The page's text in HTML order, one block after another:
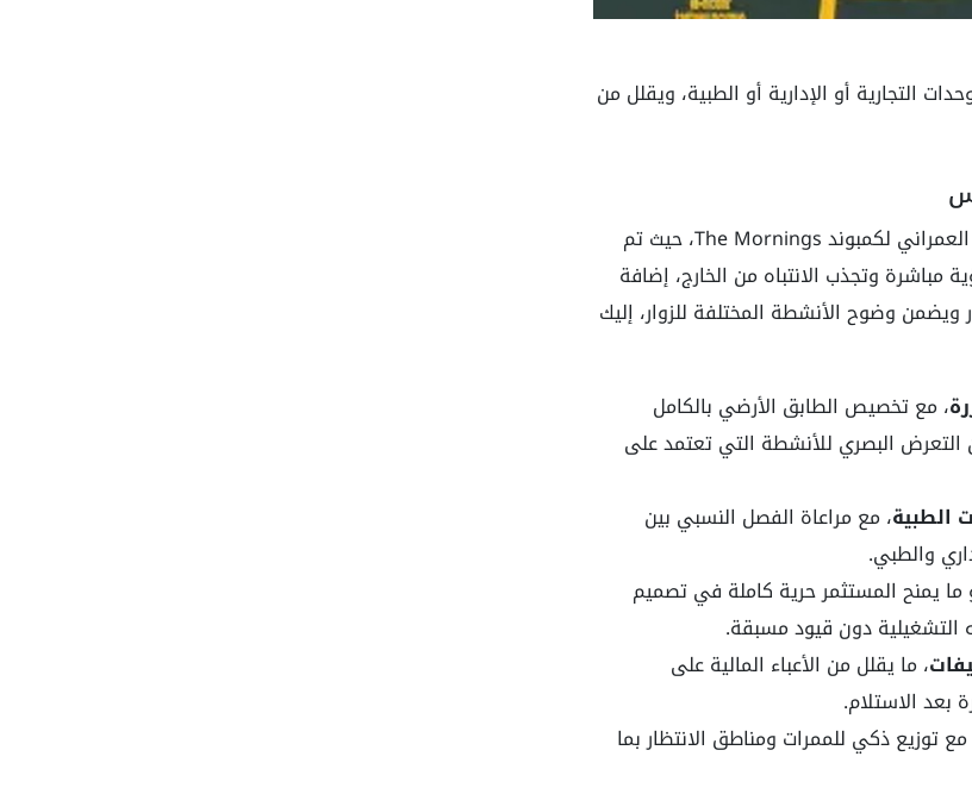
التجارية أو الإدارية أو الطبية، ويقلل من
جاء تصميم المشروع بطابع معماري حديث ينسجم مع الرقي العمراني لكمبوند The Mornings، حيث تم
مباشرة وتجذب الانتباه من الخارج، إضافة
وضوح الأنشطة المختلفة للزوار، إليك
، مع تخصيص الطابق الأرضي بالكامل
التعرض البصري للأنشطة التي تعتمد على
الطبية، مع مراعاة الفصل النسبي بين
والطبي.
يمنح المستثمر حرية كاملة في تصميم
التشغيلية دون قيود مسبقة.
، ما يقلل من الأعباء المالية على
بعد الاستلام.
مع توزيع ذكي للممرات ومناطق الانتظار بما